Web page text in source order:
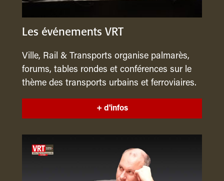
Les événements VRT
Ville, Rail & Transports organise palmarès,
forums, tables rondes et conférences sur le
thème des transports urbains et ferroviaires.
+ d'infos